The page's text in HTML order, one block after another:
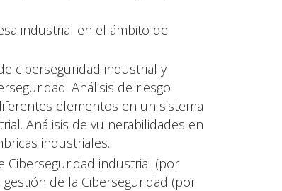
industrial en el ámbito de
ciberseguridad industrial y
Análisis de riesgo
elementos en un sistema
Análisis de vulnerabilidades en
industriales.
Ciberseguridad industrial (por
de la Ciberseguridad (por